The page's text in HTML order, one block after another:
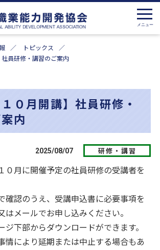
トピックス
社員研修・講習のご案内
１０月開講】社員研修・
内
2025/08/07 研修・講習
０月に開催予定の社員研修の受講者を
確認のうえ、受講申込書に必要事項を
はメールでお申し込みください。
ジ下部からダウンロードができます。
情により延期または中止する場合もあ